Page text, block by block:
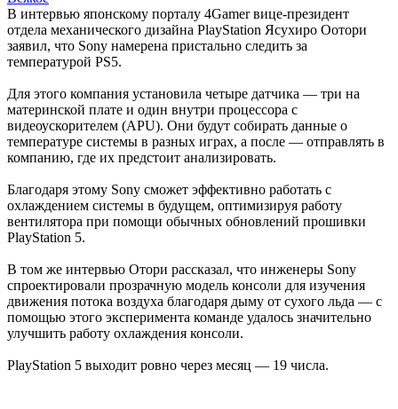
В интервью японскому порталу 4Gamer вице-президент
отдела механического дизайна PlayStation Ясухиро Оотори
заявил, что Sony намерена пристально следить за
температурой PS5.
Для этого компания установила четыре датчика — три на
материнской плате и один внутри процессора с
видеоускорителем (APU). Они будут собирать данные о
температуре системы в разных играх, а после — отправлять в
компанию, где их предстоит анализировать.
Благодаря этому Sony сможет эффективно работать с
охлаждением системы в будущем, оптимизируя работу
вентилятора при помощи обычных обновлений прошивки
PlayStation 5.
В том же интервью Отори рассказал, что инженеры Sony
спроектировали прозрачную модель консоли для изучения
движения потока воздуха благодаря дыму от сухого льда — с
помощью этого эксперимента команде удалось значительно
улучшить работу охлаждения консоли.
PlayStation 5 выходит ровно через месяц — 19 числа.